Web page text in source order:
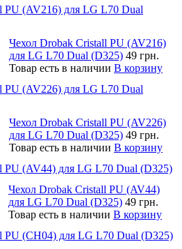
PU (AV216) для LG L70 Dual
Чехол Drobak Cristall PU (AV216)
для LG L70 Dual (D325) 49 грн.
Товар есть в наличии В корзину
PU (AV226) для LG L70 Dual
Чехол Drobak Cristall PU (AV226)
для LG L70 Dual (D325) 49 грн.
Товар есть в наличии В корзину
PU (AV44) для LG L70 Dual (D325)
Чехол Drobak Cristall PU (AV44)
для LG L70 Dual (D325) 49 грн.
Товар есть в наличии В корзину
PU (CH04) для LG L70 Dual (D325)